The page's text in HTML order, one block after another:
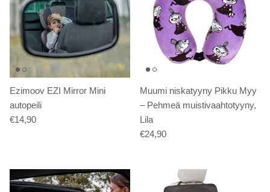
Ezimoov EZI Mirror Mini
autopeili
€14,90
Muumi niskatyyny Pikku Myy
– Pehmeä muistivaahtotyyny,
Lila
€24,90